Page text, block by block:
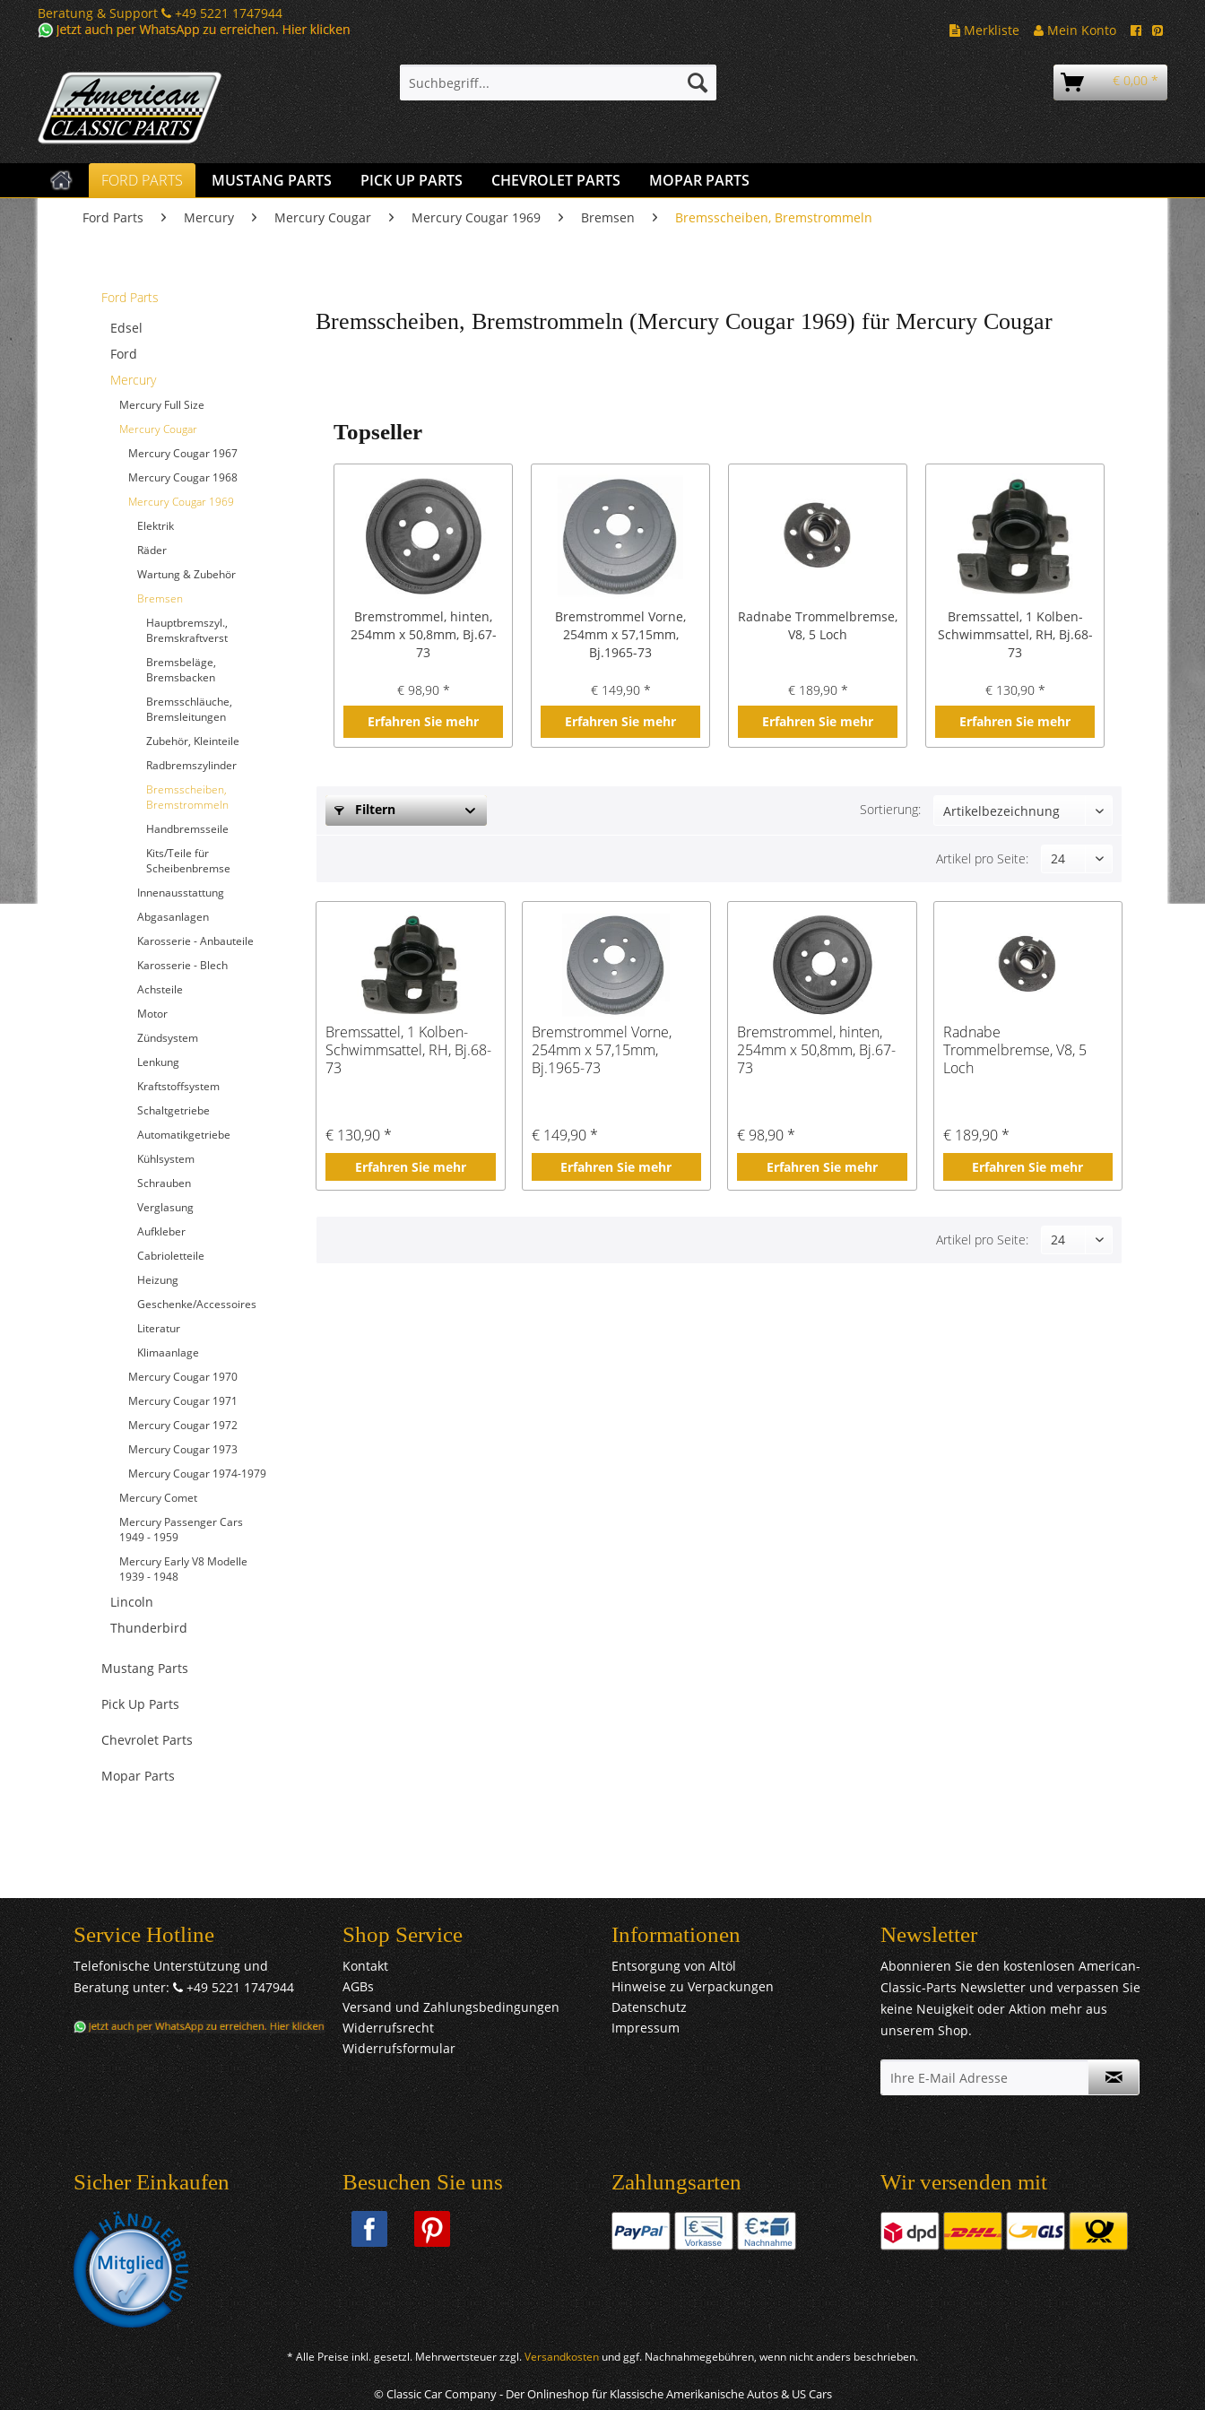
Beratung & Support
+49 5221 1747944
Merkliste
Mein Konto
€ 0,00 *
FORD PARTS MUSTANG PARTS PICK UP PARTS CHEVROLET PARTS MOPAR PARTS
Ford Parts Mercury Mercury Cougar Mercury Cougar 1969 Bremsen Bremsscheiben, Bremstrommeln
Ford Parts
Edsel
Ford
Mercury
Mercury Full Size
Mercury Cougar
Mercury Cougar 1967
Mercury Cougar 1968
Mercury Cougar 1969
Elektrik
Räder
Wartung & Zubehör
Bremsen
Hauptbremszyl.,
Bremskraftverst
Bremsbeläge,
Bremsbacken
Bremsschläuche,
Bremsleitungen
Zubehör, Kleinteile
Radbremszylinder
Bremsscheiben,
Bremstrommeln
Handbremsseile
Kits/Teile für
Scheibenbremse
Innenausstattung
Abgasanlagen
Karosserie - Anbauteile
Karosserie - Blech
Achsteile
Motor
Zündsystem
Lenkung
Kraftstoffsystem
Schaltgetriebe
Automatikgetriebe
Kühlsystem
Schrauben
Verglasung
Aufkleber
Cabrioletteile
Heizung
Geschenke/Accessoires
Literatur
Klimaanlage
Mercury Cougar 1970
Mercury Cougar 1971
Mercury Cougar 1972
Mercury Cougar 1973
Mercury Cougar 1974-1979
Mercury Comet
Mercury Passenger Cars
1949 - 1959
Mercury Early V8 Modelle
1939 - 1948
Lincoln
Thunderbird
Mustang Parts
Pick Up Parts
Chevrolet Parts
Mopar Parts
Bremsscheiben, Bremstrommeln (Mercury Cougar 1969) für Mercury Cougar
Topseller
Bremstrommel, hinten,
254mm x 50,8mm, Bj.67-
73
€ 98,90 *
Erfahren Sie mehr
Bremstrommel Vorne,
254mm x 57,15mm,
Bj.1965-73
€ 149,90 *
Erfahren Sie mehr
Radnabe Trommelbremse,
V8, 5 Loch
€ 189,90 *
Erfahren Sie mehr
Bremssattel, 1 Kolben-
Schwimmsattel, RH, Bj.68-
73
€ 130,90 *
Erfahren Sie mehr
Filtern Sortierung:
Artikel pro Seite:
Bremssattel, 1 Kolben-
Schwimmsattel, RH, Bj.68-
73
€ 130,90 *
Erfahren Sie mehr
Bremstrommel Vorne,
254mm x 57,15mm,
Bj.1965-73
€ 149,90 *
Erfahren Sie mehr
Bremstrommel, hinten,
254mm x 50,8mm, Bj.67-
73
€ 98,90 *
Erfahren Sie mehr
Radnabe
Trommelbremse, V8, 5
Loch
€ 189,90 *
Erfahren Sie mehr
Artikel pro Seite:
Service Hotline
Telefonische Unterstützung und
Beratung unter:
+49 5221 1747944
Shop Service
Kontakt
AGBs
Versand und Zahlungsbedingungen
Widerrufsrecht
Widerrufsformular
Informationen
Entsorgung von Altöl
Hinweise zu Verpackungen
Datenschutz
Impressum
Newsletter
Abonnieren Sie den kostenlosen American-
Classic-Parts Newsletter und verpassen Sie
keine Neuigkeit oder Aktion mehr aus
unserem Shop.
Sicher Einkaufen Besuchen Sie uns Zahlungsarten Wir versenden mit
* Alle Preise inkl. gesetzl. Mehrwertsteuer zzgl.Versandkostenund ggf. Nachnahmegebühren, wenn nicht anders beschrieben.
© Classic Car Company - Der Onlineshop für Klassische Amerikanische Autos & US Cars